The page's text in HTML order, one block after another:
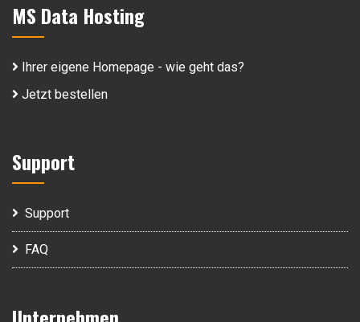
MS Data Hosting
Ihrer eigene Homepage - wie geht das?
Jetzt bestellen
Support
Support
FAQ